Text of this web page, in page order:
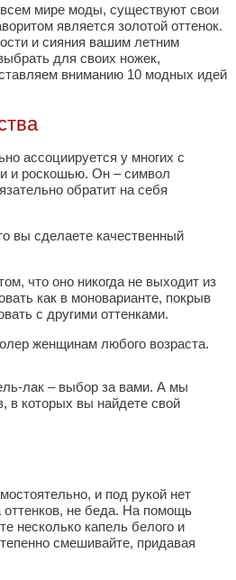
всем мире моды, существуют свои
является золотой оттенок.
и сияния вашим летним
для своих ножек,
вниманию 10 модных идей
ассоциируется у многих с
и роскошью. Он – символ
обратит на себя
вы сделаете качественный
что оно никогда не выходит из
как в моноварианте, покрыв
с другими оттенками.
женщинам любого возраста.
лак – выбор за вами. А мы
в которых вы найдете свой
и под рукой нет
оттенков, не беда. На помощь
несколько капель белого и
смешивайте, придавая